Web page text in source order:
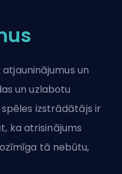
un
un uzlabotu
izstrādātājs ir
ka atrisinājums
tā nebūtu,